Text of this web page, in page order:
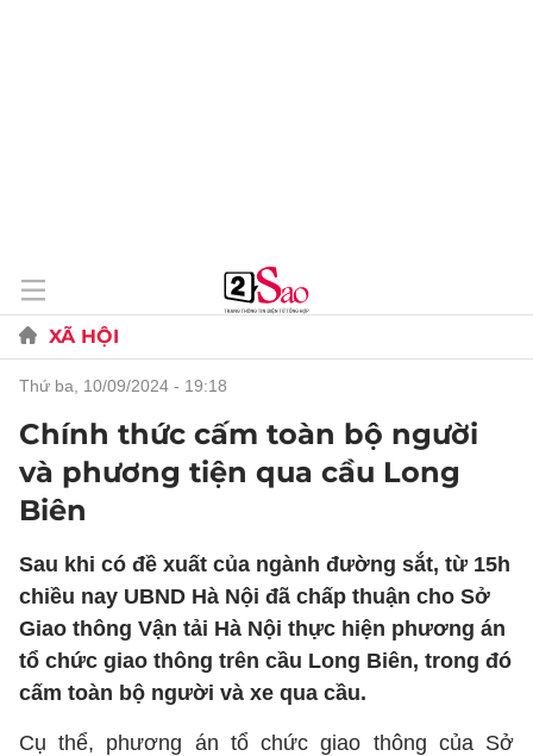
XÃ HỘI
thứ ba, 10/09/2024 - 19:18
Chính thức cấm toàn bộ người
và phương tiện qua cầu Long
Biên
Sau khi có đề xuất của ngành đường sắt, từ 15h
chiều nay UBND Hà Nội đã chấp thuận cho Sở
Giao thông Vận tải Hà Nội thực hiện phương án
tổ chức giao thông trên cầu Long Biên, trong đó
cấm toàn bộ người và xe qua cầu.
Cụ thể, phương án tổ chức giao thông của Sở